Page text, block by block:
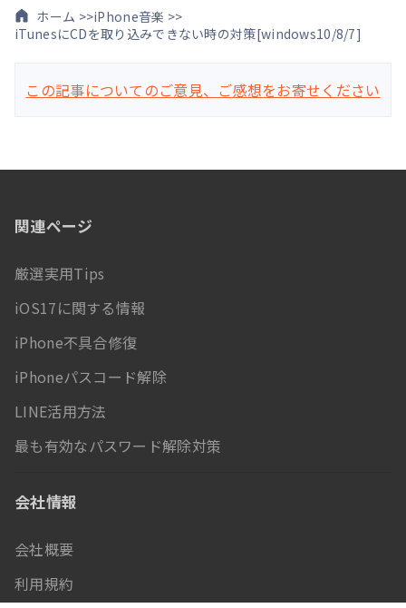
ホーム >>iPhone音楽 >>
iTunesにCDを取り込みできない時の対策[windows10/8/7]
この記事についてのご意見、ご感想をお寄せください
関連ページ
厳選実用Tips
iOS17に関する情報
iPhone不具合修復
iPhoneパスコード解除
LINE活用方法
最も有効なパスワード解除対策
会社情報
会社概要
利用規約